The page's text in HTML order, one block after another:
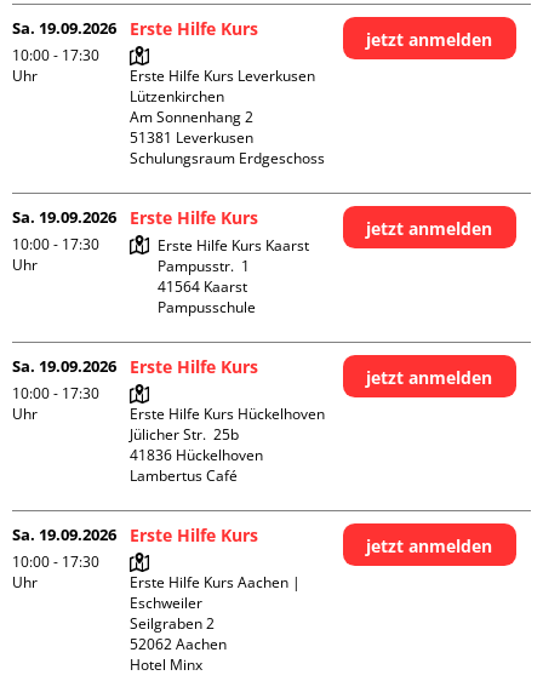
Sa. 19.09.2026
10:00 - 17:30
Uhr
Erste Hilfe Kurs
Erste Hilfe Kurs Leverkusen
Lützenkirchen
Am Sonnenhang 2
51381 Leverkusen
Schulungsraum Erdgeschoss
jetzt anmelden
Sa. 19.09.2026
10:00 - 17:30
Uhr
Erste Hilfe Kurs
Erste Hilfe Kurs Kaarst
Pampusstr.  1
41564 Kaarst
Pampusschule
jetzt anmelden
Sa. 19.09.2026
10:00 - 17:30
Uhr
Erste Hilfe Kurs
Erste Hilfe Kurs Hückelhoven
Jülicher Str.  25b
41836 Hückelhoven
Lambertus Café
jetzt anmelden
Sa. 19.09.2026
10:00 - 17:30
Uhr
Erste Hilfe Kurs
Erste Hilfe Kurs Aachen |
Eschweiler
Seilgraben 2
52062 Aachen
Hotel Minx
jetzt anmelden